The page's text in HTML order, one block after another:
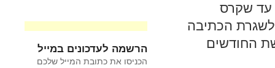
עד שקרס
לשגרת הכתיבה
החודשים
הרשמה לעדכונים במייל
הכניסו את כתובת המייל שלכם